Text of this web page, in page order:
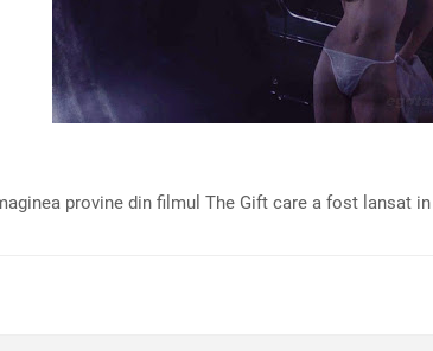
provine din filmul The Gift care a fost lansat